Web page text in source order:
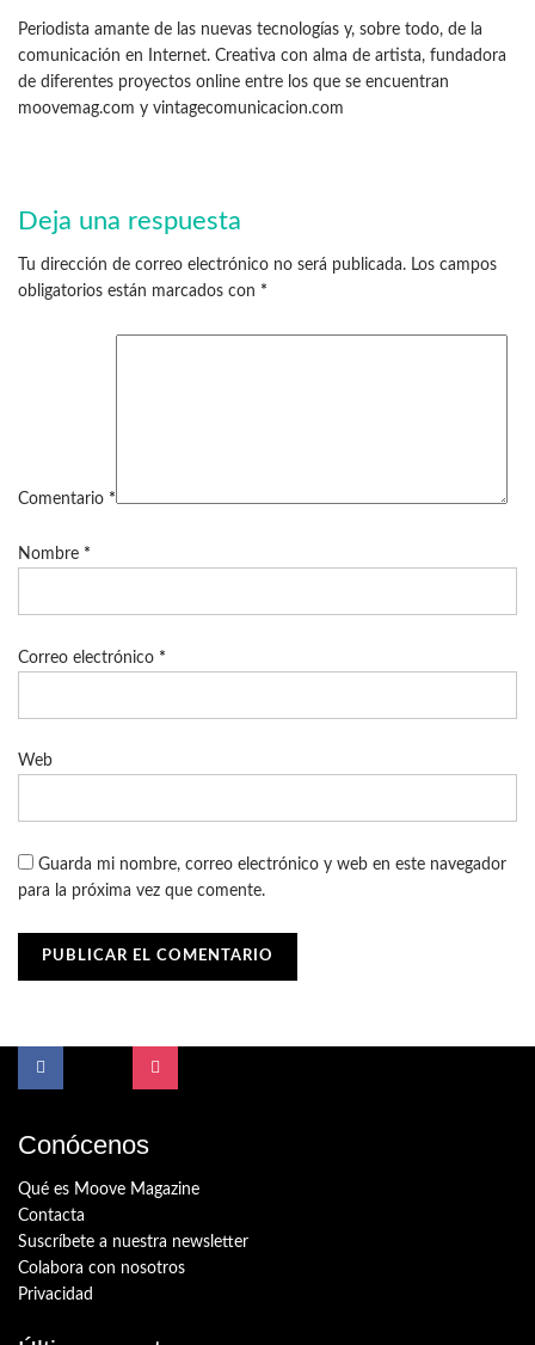
Periodista amante de las nuevas tecnologías y, sobre todo, de la
comunicación en Internet. Creativa con alma de artista, fundadora
de diferentes proyectos online entre los que se encuentran
moovemag.com y vintagecomunicacion.com
Deja una respuesta
Tu dirección de correo electrónico no será publicada. Los campos
obligatorios están marcados con *
Comentario *
Nombre *
Correo electrónico *
Web
Guarda mi nombre, correo electrónico y web en este navegador
para la próxima vez que comente.
Conócenos
Qué es Moove Magazine
Contacta
Suscríbete a nuestra newsletter
Colabora con nosotros
Privacidad